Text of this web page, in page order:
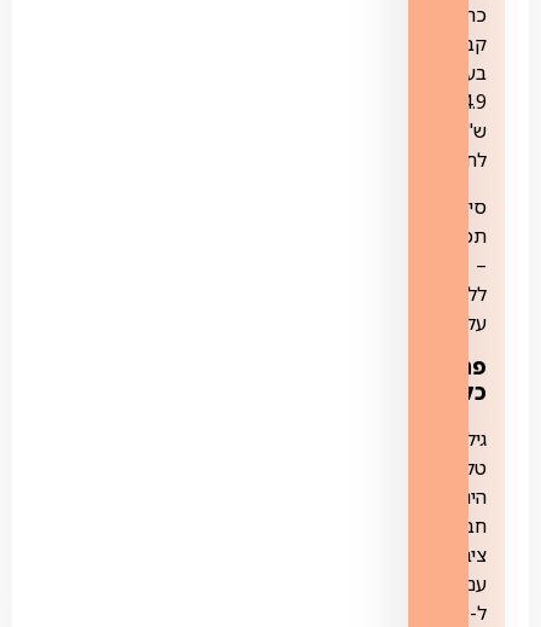
כתובת
קבועה
בעלות
14.9
ש"ח
לחודש
סינון
תכנים
–
ללא
עלות
פרטים
כלליים:
גילת
טלקום
הינה
חברה
ציבורית
עם מעל